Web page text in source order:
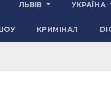
ЛЬВІВ УКРАЇНА
КРИМІНАЛ